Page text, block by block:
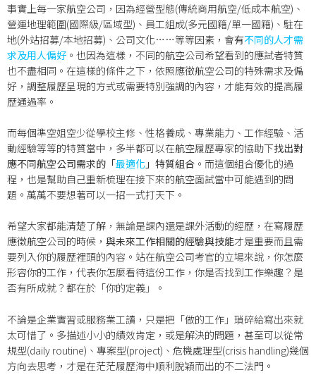
事實上每一家航空公司，因為經營型態(傳統商用航空/低成本航空)、
營運地理範圍(國際級/區域型)、員工組成(多元國籍/單一國籍)、駐在
地(外站招募/本地招募)、公司文化……等等因素，會有不同的人才需
求及用人偏好。也因為這樣，不同的航空公司希望看到的應試者特質
也不盡相同。在這樣的條件之下，依照應徵航空公司的特殊需求及偏
好，調整履歷呈現的方式或需要特別強調的內容，才能有效的提高履
歷通過率。
而每個準空姐空少從學校主修、性格養成、專業能力、工作經驗、活
動經驗等等的特質當中，多半都可以在航空履歷專家的協助下找出對
應不同航空公司需求的「最適化 」特質組合 。而這個組合優化的過
程，也是幫助自己重新梳理在接下來的航空面試當中可能遇到的問
題。萬萬不要想著可以一招一式打天下。
希望大家都能清楚了解，無論是課內還是課外活動的經歷，在寫履歷
應徵航空公司的時候， 與未來工作相關的經驗與技能才是重要而且需
要列入你的履歷裡頭的內容。站在航空公司考官的立場來說，你怎麼
形容你的工作，代表你怎麼看待這份工作，你是否找到工作樂趣？是
否有所成就？都在於「你的定義」。
不論是企業實習或服務業工讀，只是把「做的工作」瑣碎給寫出來就
太可惜了。多描述小小的績效肯定，或是解決的問題，甚至可以從常
規型(daily routine)、專案型(project)、危機處理型(crisis handling)幾個
方向去思考，才是在茫茫履歷海中順利脫穎而出的不二法門。